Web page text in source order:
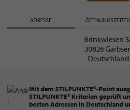
ADRESSE ÖFFNUNGSZEITEN
Brinkwiesen
30826
Deutschland
Mit dem STILPUNKTE®-Point
STILPUNKTE® Kriterien geprüft
besten Adressen in Deutschland